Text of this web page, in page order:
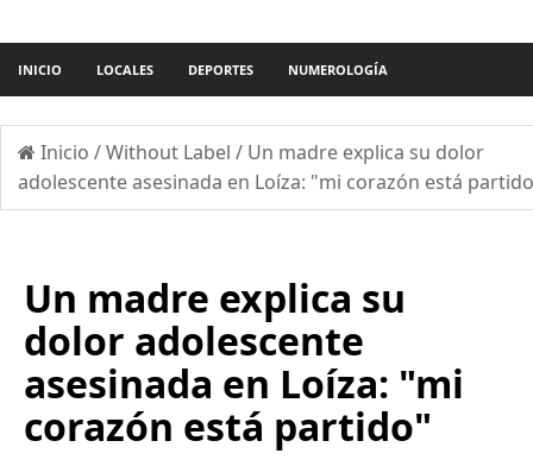
INICIO LOCALES DEPORTES NUMEROLOGÍA
Inicio /Without Label / Un madre explica su dolor
adolescente asesinada en Loíza: "mi corazón está
Un madre explica su
dolor adolescente
asesinada en Loíza: "mi
corazón está partido"